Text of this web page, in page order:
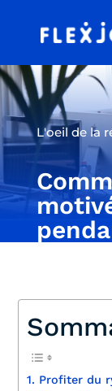
L'oeil de la
1. Profiter du